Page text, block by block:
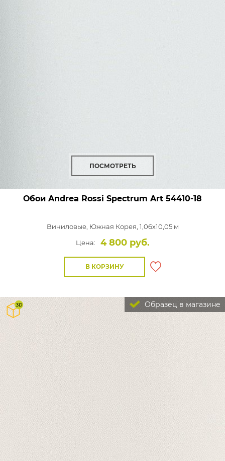
ПОСМОТРЕТЬ
Обои Andrea Rossi Spectrum Art 54410-18
Виниловые, Южная Корея, 1,06x10,05 м
Цена:
4 800 руб.
В КОРЗИНУ
Образец в магазине